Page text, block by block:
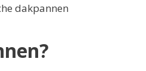
dakpannen